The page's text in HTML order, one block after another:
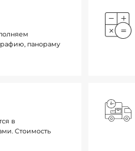
панораму
в
Стоимость